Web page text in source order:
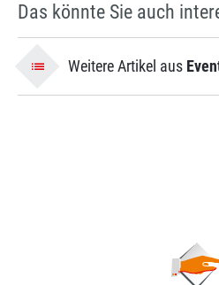
Das könnte Sie auch
Weitere Artikel aus